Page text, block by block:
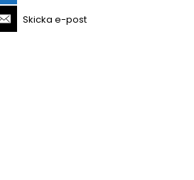
Skicka e-post